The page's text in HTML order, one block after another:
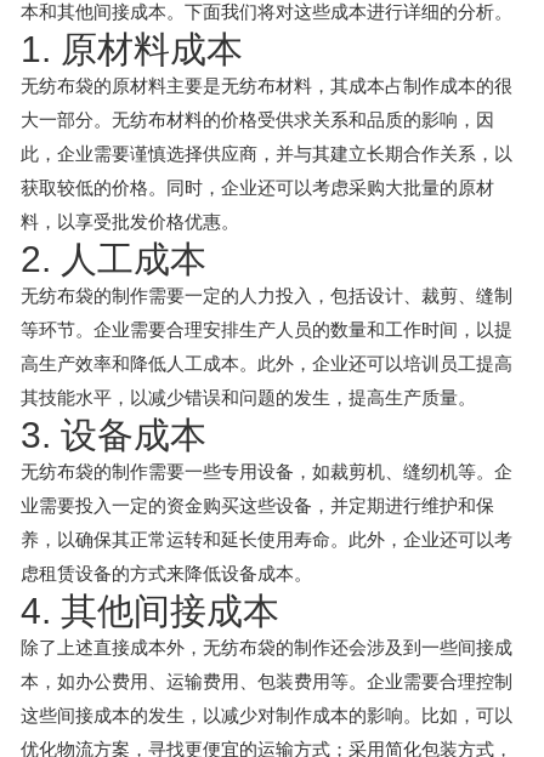
本和其他间接成本。下面我们将对这些成本进行详细的分析。
1. 原材料成本
无纺布袋的原材料主要是无纺布材料，其成本占制作成本的很
大一部分。无纺布材料的价格受供求关系和品质的影响，因
此，企业需要谨慎选择供应商，并与其建立长期合作关系，以
获取较低的价格。同时，企业还可以考虑采购大批量的原材
料，以享受批发价格优惠。
2. 人工成本
无纺布袋的制作需要一定的人力投入，包括设计、裁剪、缝制
等环节。企业需要合理安排生产人员的数量和工作时间，以提
高生产效率和降低人工成本。此外，企业还可以培训员工提高
其技能水平，以减少错误和问题的发生，提高生产质量。
3. 设备成本
无纺布袋的制作需要一些专用设备，如裁剪机、缝纫机等。企
业需要投入一定的资金购买这些设备，并定期进行维护和保
养，以确保其正常运转和延长使用寿命。此外，企业还可以考
虑租赁设备的方式来降低设备成本。
4. 其他间接成本
除了上述直接成本外，无纺布袋的制作还会涉及到一些间接成
本，如办公费用、运输费用、包装费用等。企业需要合理控制
这些间接成本的发生，以减少对制作成本的影响。比如，可以
优化物流方案，寻找更便宜的运输方式；采用简化包装方式，